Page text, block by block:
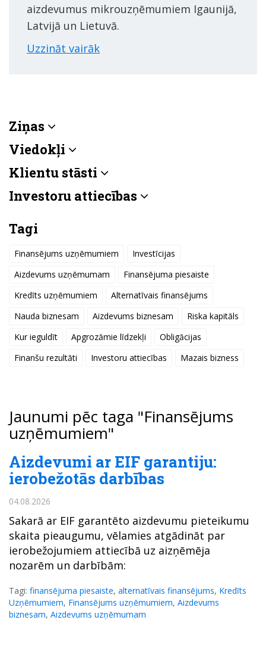
aizdevumus mikrouzņēmumiem Igaunijā,
Latvijā un Lietuvā.
Uzzināt vairāk
Jaunumi pēc taga "Finansējums
uzņēmumiem"
Aizdevumi ar EIF garantiju:
ierobežotās darbības
04.08.2026
Sakarā ar EIF garantēto aizdevumu pieteikumu
skaita pieaugumu, vēlamies atgādināt par
ierobežojumiem attiecībā uz aizņēmēja
nozarēm un darbībām:
Tagi: finansējuma piesaiste, alternatīvais finansējums, Kredīts
Uzņēmumiem, Finansējums uzņēmumiem, Aizdevums
biznesam, Aizdevums uzņēmumam
Ziņas
Viedokļi
Klientu stāsti
Investoru attiecības
Tagi
Finansējums uzņēmumiem
Investīcijas
Aizdevums uzņēmumam
Finansējuma piesaiste
Kredīts uzņēmumiem
Alternatīvais finansējums
Nauda biznesam
Aizdevums biznesam
Riska kapitāls
Kur ieguldīt
Apgrozāmie līdzekļi
Obligācijas
Finanšu rezultāti
Investoru attiecības Mazais bizness